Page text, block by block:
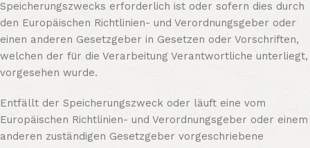
Speicherungszwecks erforderlich ist oder sofern dies durch
den Europäischen Richtlinien- und Verordnungsgeber oder
einen anderen Gesetzgeber in Gesetzen oder Vorschriften,
welchen der für die Verarbeitung Verantwortliche unterliegt,
vorgesehen wurde.
Entfällt der Speicherungszweck oder läuft eine vom
Europäischen Richtlinien- und Verordnungsgeber oder einem
anderen zuständigen Gesetzgeber vorgeschriebene